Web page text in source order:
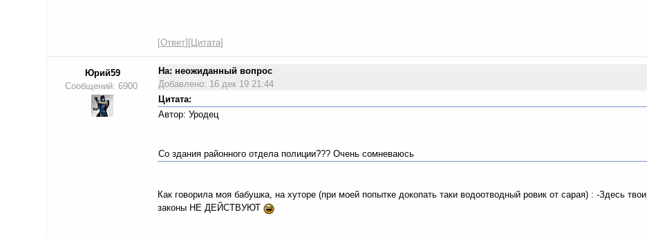
[Ответ][Цитата]
Юрий59
Сообщений: 6900
На: неожиданный вопрос
Добавлено: 16 дек 19 21:44
Цитата:
Автор: Уродец
Со здания районного отдела полиции??? Очень сомневаюсь
Как говорила моя бабушка, на хуторе (при моей попытке докопать таки водоотводный ровик от сарая) : -Здесь твои
законы НЕ ДЕЙСТВУЮТ